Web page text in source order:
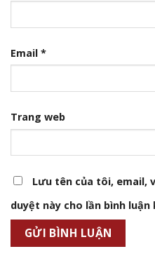
Email *
Trang web
Lưu tên của tôi, email,
duyệt này cho lần bình